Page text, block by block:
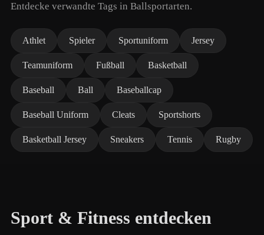
Entdecke verwandte Tags in Ballsportarten.
Athlet Spieler Sportuniform Jersey
Teamuniform Fußball Basketball
Baseball Ball Baseballcap
Baseball Uniform Cleats Sportshorts
Basketball Jersey Sneakers Tennis Rugby
Sport & Fitness entdecken